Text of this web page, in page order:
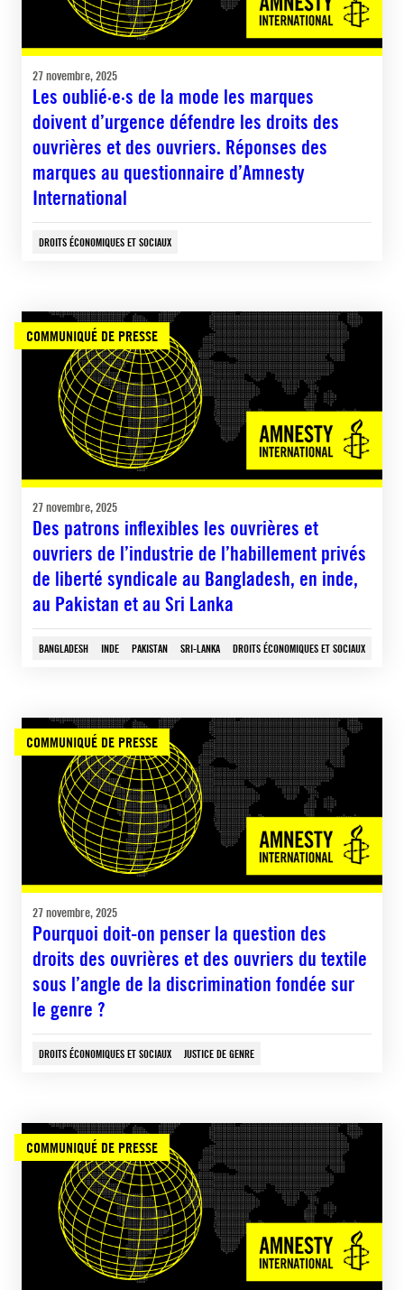
27 novembre, 2025
Les oublié·e·s de la mode les marques
doivent d’urgence défendre les droits des
ouvrières et des ouvriers. Réponses des
marques au questionnaire d’Amnesty
International
DROITS ÉCONOMIQUES ET SOCIAUX
COMMUNIQUÉ DE PRESSE
27 novembre, 2025
Des patrons inflexibles les ouvrières et
ouvriers de l’industrie de l’habillement privés
de liberté syndicale au Bangladesh, en inde,
au Pakistan et au Sri Lanka
BANGLADESH INDE PAKISTAN SRI-LANKA DROITS ÉCONOMIQUES ET SOCIAUX
COMMUNIQUÉ DE PRESSE
27 novembre, 2025
Pourquoi doit-on penser la question des
droits des ouvrières et des ouvriers du textile
sous l’angle de la discrimination fondée sur
le genre ?
DROITS ÉCONOMIQUES ET SOCIAUX JUSTICE DE GENRE
COMMUNIQUÉ DE PRESSE